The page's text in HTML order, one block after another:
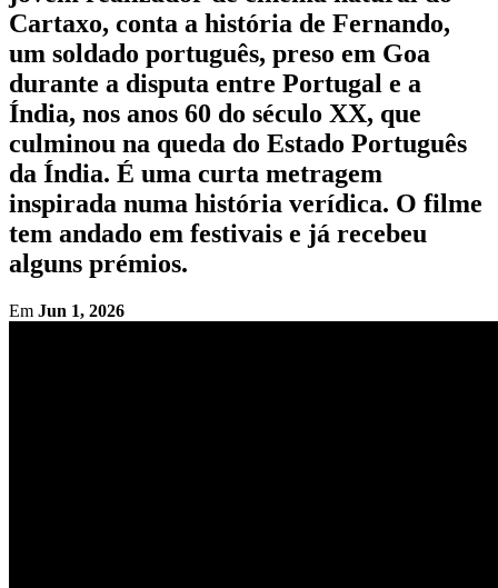
Cartaxo, conta a história de Fernando,
um soldado português, preso em Goa
durante a disputa entre Portugal e a
Índia, nos anos 60 do século XX, que
culminou na queda do Estado Português
da Índia. É uma curta metragem
inspirada numa história verídica. O filme
tem andado em festivais e já recebeu
alguns prémios.
Em Jun 1, 2026